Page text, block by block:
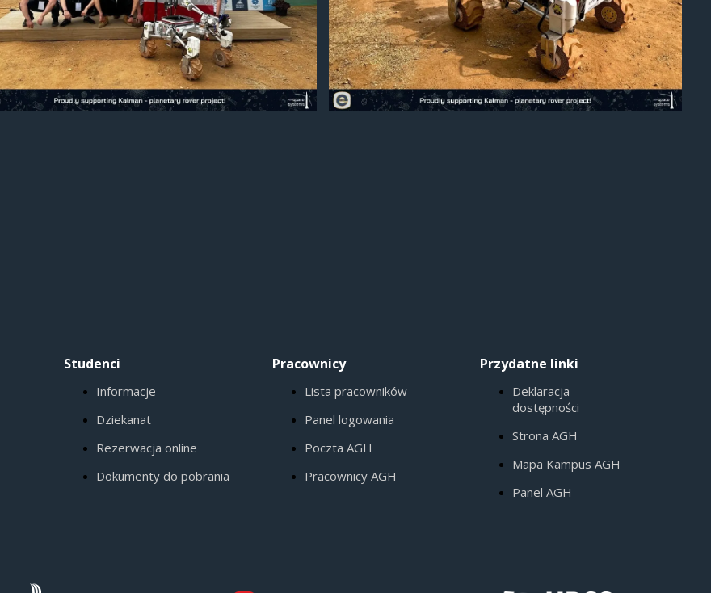
Studenci
Informacje
Dziekanat
Rezerwacja online
Dokumenty do pobrania
Pracownicy
Lista pracowników
Panel logowania
Poczta AGH
Pracownicy AGH
Przydatne linki
Deklaracja
dostępności
Strona AGH
Mapa Kampus AGH
Panel AGH